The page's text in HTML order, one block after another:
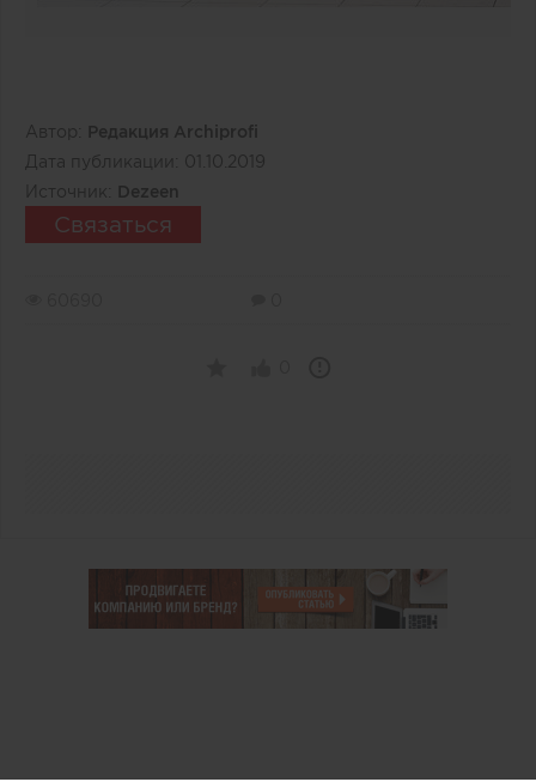
Автор:
Редакция Archiprofi
Дата публикации: 01.10.2019
Источник:
Dezeen
Связаться